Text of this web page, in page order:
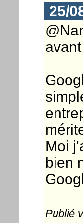
25/
Moi
bien
Publié